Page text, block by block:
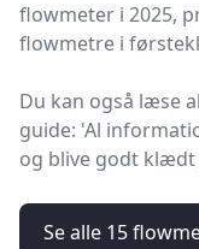
flowmeter i 2025,
flowmetre i
Du kan også læse
guide: 'Al
og blive godt klædt
Se alle 15